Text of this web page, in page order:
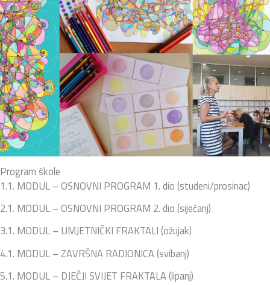
Program škole
1.1. MODUL – OSNOVNI PROGRAM 1. dio (studeni/prosinac)
2.1. MODUL – OSNOVNI PROGRAM 2. dio (siječanj)
3.1. MODUL – UMJETNIČKI FRAKTALI (ožujak)
4.1. MODUL – ZAVRŠNA RADIONICA (svibanj)
5.1. MODUL – DJEČJI SVIJET FRAKTALA (lipanj)